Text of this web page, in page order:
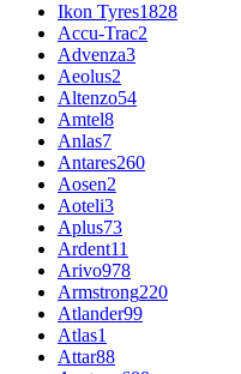
Ikon Tyres1828
Accu-Trac2
Advenza3
Aeolus2
Altenzo54
Amtel8
Anlas7
Antares260
Aosen2
Aoteli3
Aplus73
Ardent11
Arivo978
Armstrong220
Atlander99
Atlas1
Attar88